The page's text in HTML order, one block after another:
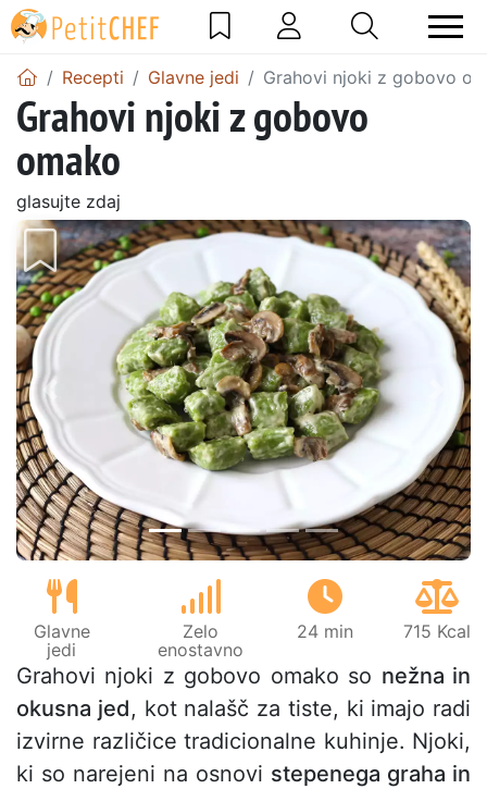
Recepti Glavne jedi Grahovi njoki z gobovo
Grahovi njoki z gobovo
omako
glasujte zdaj
Prejšnji
Glavne
jedi
Zelo
enostavno
24 min 715 Kcal
Grahovi njoki z gobovo omako so nežna in
okusna jed, kot nalašč za tiste, ki imajo radi
izvirne različice tradicionalne kuhinje. Njoki,
ki so narejeni na osnovi stepenega graha in